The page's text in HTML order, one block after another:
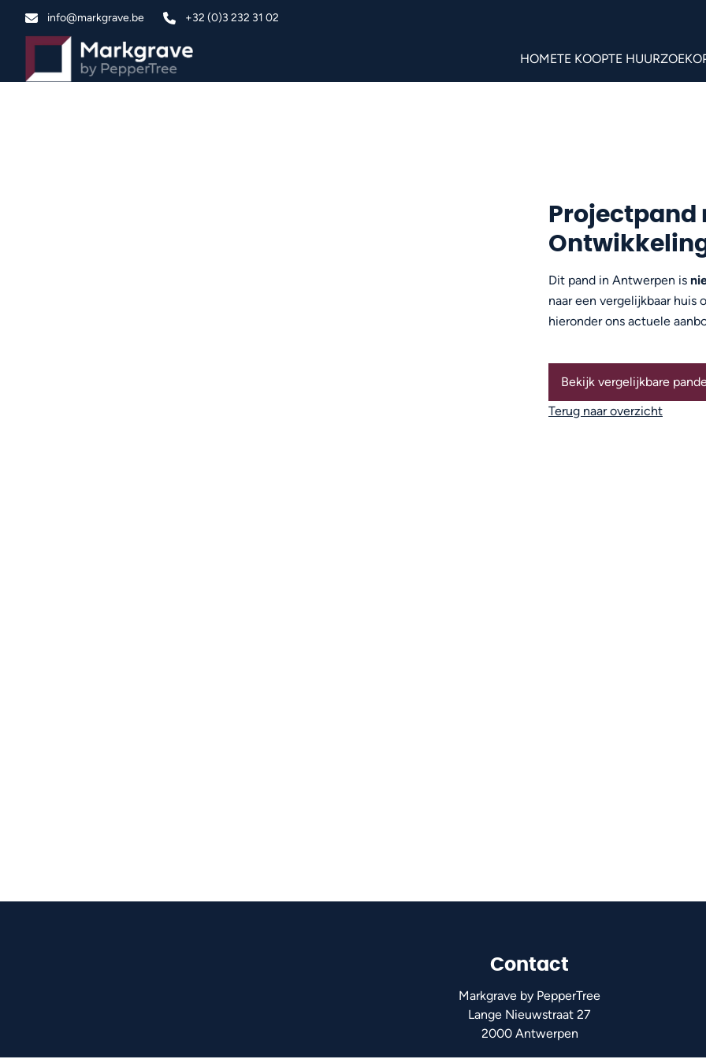
info@markgrave.be +32 (0)3 232 31 02
HOMETE KOOPTE HUUR
Projectpand
Dit pand in Antwerpen is
naar een vergelijkbaar
hieronder ons actuele
Bekijk vergelijkbare
Terug naar overzicht
Contact
Markgrave by PepperTree
Lange Nieuwstraat 27
2000 Antwerpen